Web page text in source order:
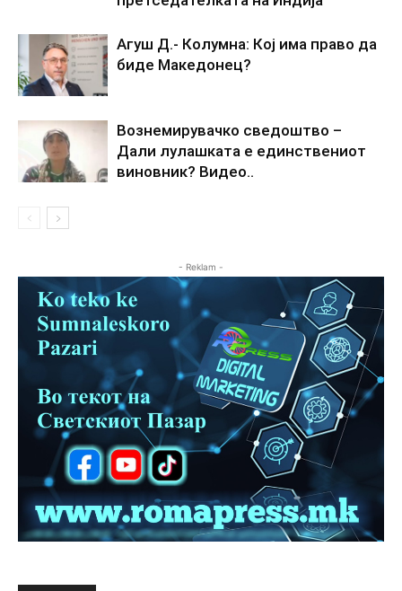
Агуш Д.- Колумна: Кој има право да
биде Македонец?
Вознемирувачко сведоштво –
Дали лулашката е единствениот
виновник? Видео..
- Reklam -